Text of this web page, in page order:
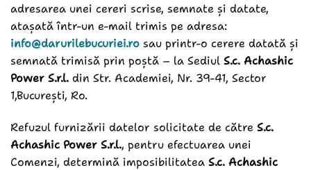
adresarea unei cereri scrise, semnate și datate,
atașată într-un e-mail trimis pe adresa:
info@darurilebucuriei.ro sau printr-o cerere datată și
semnată trimisă prin poștă – la Sediul S.c. Achashic
Power S.r.l. din Str. Academiei, Nr. 39-41, Sector
1,București, Ro.
Refuzul furnizării datelor solicitate de către S.c.
Achashic Power S.r.l., pentru efectuarea unei
Comenzi, determină imposibilitatea S.c. Achashic